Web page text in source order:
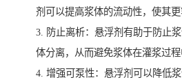
剂可以提高浆体的流动性，使其更
3. 防止离析：悬浮剂有助于防止
体分离，从而避免浆体在灌浆过程
4. 增强可泵性：悬浮剂可以降低